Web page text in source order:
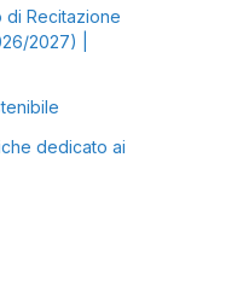
di Recitazione
2027) |
dedicato ai